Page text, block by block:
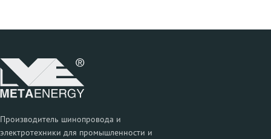
Производитель шинопровода и
электротехники для промышленности и